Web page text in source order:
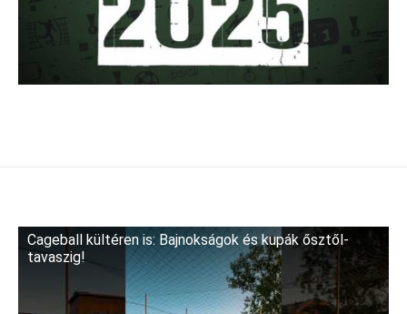
Cageball kültéren is: Bajnokságok és kupák ősztől-
tavaszig!